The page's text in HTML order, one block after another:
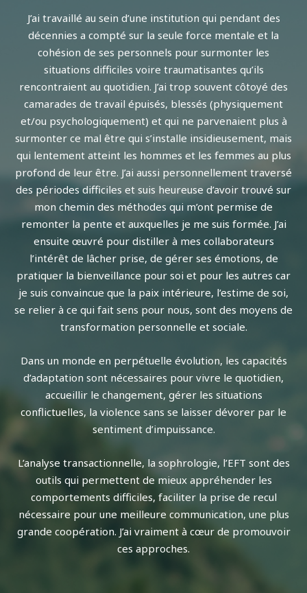
J’ai travaillé au sein d’une institution qui pendant des
décennies a compté sur la seule force mentale et la
cohésion de ses personnels pour surmonter les
situations difficiles voire traumatisantes qu’ils
rencontraient au quotidien. J’ai trop souvent côtoyé des
camarades de travail épuisés, blessés (physiquement
et/ou psychologiquement) et qui ne parvenaient plus à
surmonter ce mal être qui s’installe insidieusement, mais
qui lentement atteint les hommes et les femmes au plus
profond de leur être. J’ai aussi personnellement traversé
des périodes difficiles et suis heureuse d’avoir trouvé sur
mon chemin des méthodes qui m’ont permise de
remonter la pente et auxquelles je me suis formée. J’ai
ensuite œuvré pour distiller à mes collaborateurs
l’intérêt de lâcher prise, de gérer ses émotions, de
pratiquer la bienveillance pour soi et pour les autres car
je suis convaincue que la paix intérieure, l’estime de soi,
se relier à ce qui fait sens pour nous, sont des moyens de
transformation personnelle et sociale.
Dans un monde en perpétuelle évolution, les capacités
d’adaptation sont nécessaires pour vivre le quotidien,
accueillir le changement, gérer les situations
conflictuelles, la violence sans se laisser dévorer par le
sentiment d’impuissance.
L’analyse transactionnelle, la sophrologie, l’EFT sont des
outils qui permettent de mieux appréhender les
comportements difficiles, faciliter la prise de recul
nécessaire pour une meilleure communication, une plus
grande coopération. J’ai vraiment à cœur de promouvoir
ces approches.